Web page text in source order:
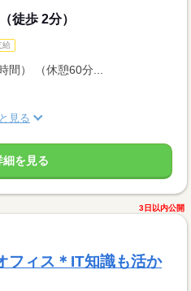
徒歩 2分）
給
間） （休憩60分...
見る
細を見る
3日以内公開
フィス＊IT知識も活か